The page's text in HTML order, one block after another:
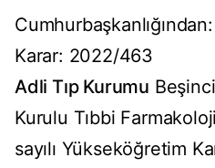
Cumhurbaşkanlığından:
Karar: 2022/463
Adli Tıp Kurumu
Kurulu Tıbbi
sayılı Yükseköğretim